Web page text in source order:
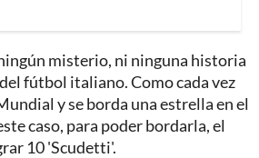
misterio, ni ninguna historia
fútbol italiano. Como cada vez
y se borda una estrella en el
caso, para poder bordarla, el
10 'Scudetti'.